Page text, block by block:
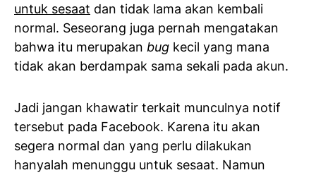
untuk sesaat dan tidak lama akan kembali
normal. Seseorang juga pernah mengatakan
bahwa itu merupakan bug kecil yang mana
tidak akan berdampak sama sekali pada akun.
Jadi jangan khawatir terkait munculnya notif
tersebut pada Facebook. Karena itu akan
segera normal dan yang perlu dilakukan
hanyalah menunggu untuk sesaat. Namun